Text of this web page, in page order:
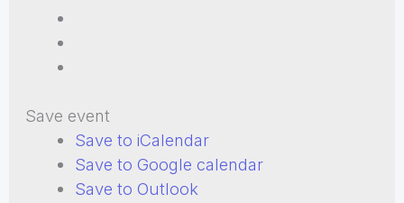
Save event
Save to iCalendar
Save to Google calendar
Save to Outlook